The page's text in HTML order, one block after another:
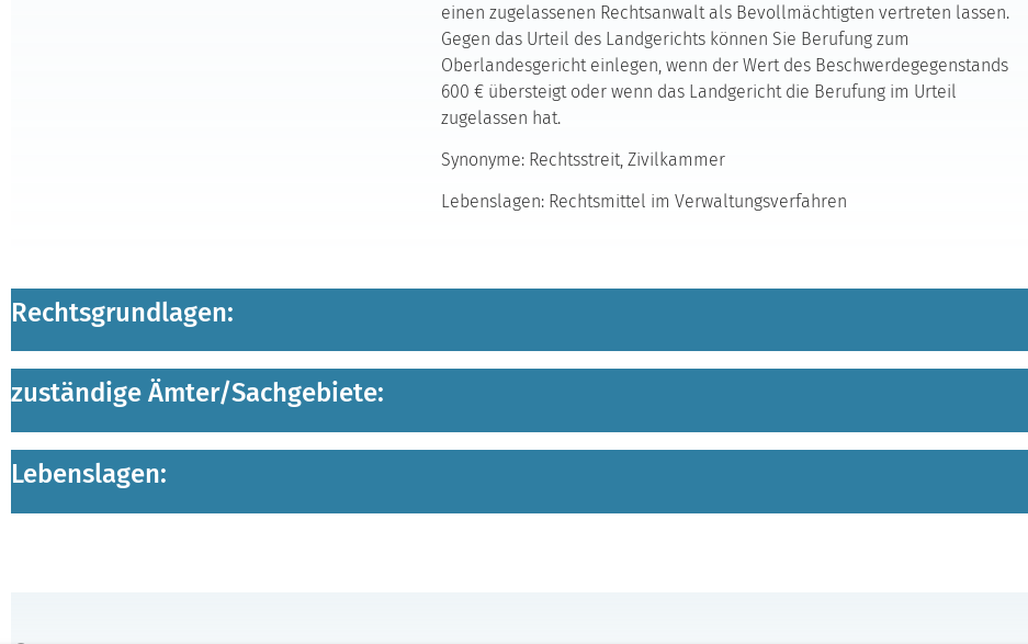
einen zugelassenen Rechtsanwalt als Bevollmächtigten vertreten lassen.
Gegen das Urteil des Landgerichts können Sie Berufung zum
Oberlandesgericht einlegen, wenn der Wert des Beschwerdegegenstands
600 € übersteigt oder wenn das Landgericht die Berufung im Urteil
zugelassen hat.
Synonyme: Rechtsstreit, Zivilkammer
Lebenslagen: Rechtsmittel im Verwaltungsverfahren
Rechtsgrundlagen:
zuständige Ämter/Sachgebiete:
Lebenslagen: